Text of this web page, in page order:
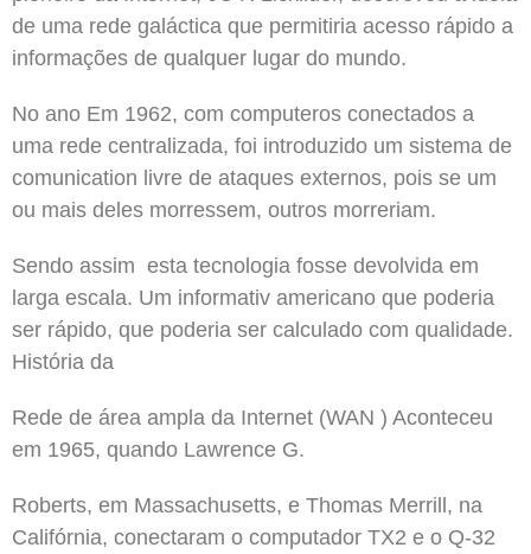
de uma rede galáctica que permitiria acesso rápido a
informações de qualquer lugar do mundo.
No ano Em 1962, com computeros conectados a
uma rede centralizada, foi introduzido um sistema de
comunication livre de ataques externos, pois se um
ou mais deles morressem, outros morreriam.
Sendo assim esta tecnologia fosse devolvida em
larga escala. Um informativ americano que poderia
ser rápido, que poderia ser calculado com qualidade.
História da
Rede de área ampla da Internet (WAN ) Aconteceu
em 1965, quando Lawrence G.
Roberts, em Massachusetts, e Thomas Merrill, na
Califórnia, conectaram o computador TX2 e o Q-32